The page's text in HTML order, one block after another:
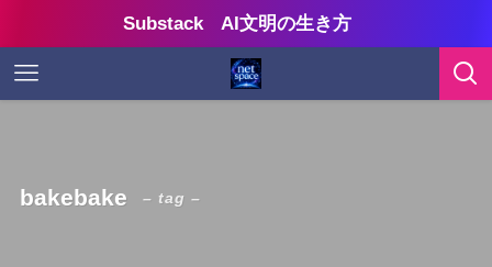
Substack AI文明の生き方
bakebake – tag –